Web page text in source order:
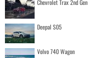
Chevrolet Trax 2nd Gen
Deepal S05
Volvo 740 Wagon